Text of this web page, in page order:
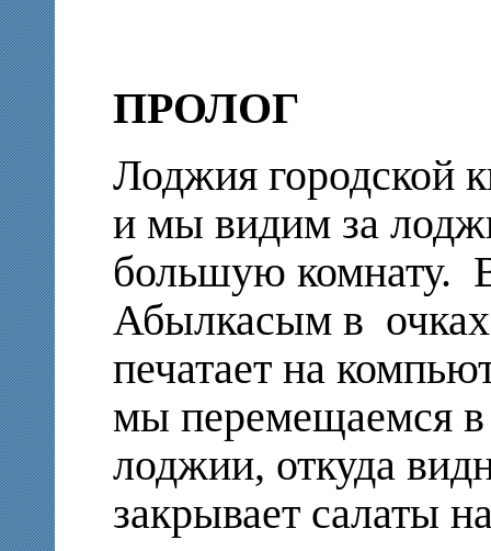
ПРОЛОГ
Лоджия городской
и мы видим за
большую комнату.
Абылкасым в очках
печатает на
мы перемещаемся
лоджии, откуда
закрывает салаты